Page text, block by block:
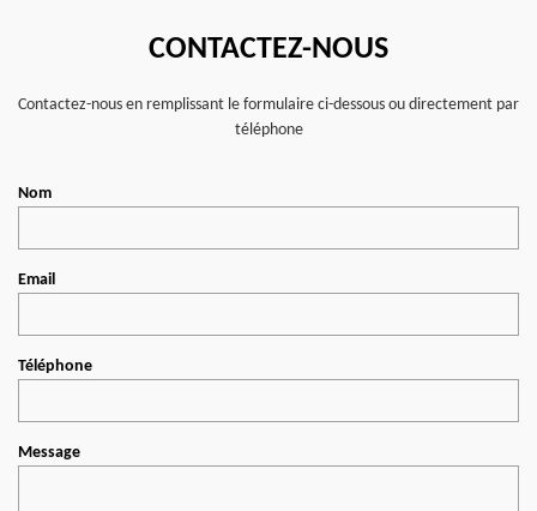
CONTACTEZ-NOUS
Contactez-nous en remplissant le formulaire ci-dessous ou directement par
téléphone
Nom
Email
Téléphone
Message